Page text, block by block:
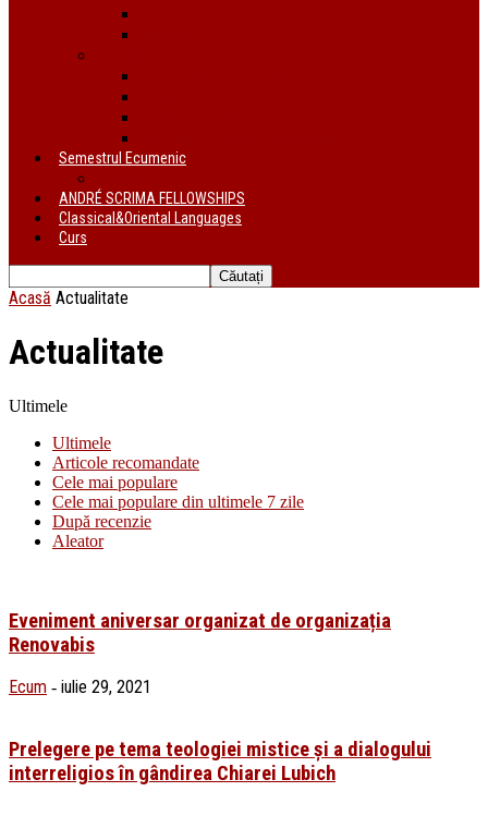
Semestrul Ecumenic
ANDRÉ SCRIMA FELLOWSHIPS
Classical&Oriental Languages
Curs
Acasă Actualitate
Actualitate
Ultimele
Ultimele
Articole recomandate
Cele mai populare
Cele mai populare din ultimele 7 zile
După recenzie
Aleator
Eveniment aniversar organizat de organizația
Renovabis
Ecum - iulie 29, 2021
Prelegere pe tema teologiei mistice și a dialogului
interreligios în gândirea Chiarei Lubich